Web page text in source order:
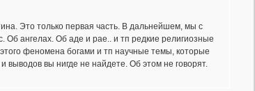
Это только первая часть. В дальнейшем, мы с
Об ангелах. Об аде и рае.. и тп редкие религиозные
феномена богами и тп научные темы, которые
выводов вы нигде не найдете. Об этом не говорят.